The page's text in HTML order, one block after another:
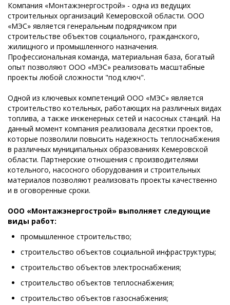
Компания «Монтажэнергострой» - одна из ведущих
строительных организаций Кемеровской области. ООО
«МЭС» является генеральным подрядчиком при
строительстве объектов социального, гражданского,
жилищного и промышленного назначения.
Профессиональная команда, материальная база, богатый
опыт позволяют ООО «МЭС» реализовать масштабные
проекты любой сложности "под ключ".
Одной из ключевых компетенций ООО «МЭС» является
строительство котельных, работающих на различных видах
топлива, а также инженерных сетей и насосных станций. На
данный момент компания реализовала десятки проектов,
которые позволили повысить надежность теплоснабжения
в различных муниципальных образованиях Кемеровской
области. Партнерские отношения с производителями
котельного, насосного оборудования и строительных
материалов позволяют реализовать проекты качественно
и в оговоренные сроки.
ООО «Монтажэнергострой» выполняет следующие
виды работ:
промышленное строительство;
строительство объектов социальной инфраструктуры;
строительство объектов электроснабжения;
строительство объектов теплоснабжения;
строительство объектов газоснабжения;